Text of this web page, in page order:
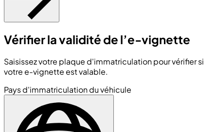
Vérifier la validité de l’e-vignette
Saisissez votre plaque d'immatriculation pour vérifier si
votre e-vignette est valable.
Pays d'immatriculation du véhicule